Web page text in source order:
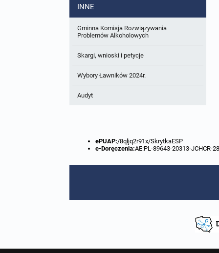
Analizy zmian w zagospodarowaniu
INNE
Gminna Komisja Rozwiązywania
Problemów Alkoholowych
Skargi, wnioski i petycje
Wybory Ławników 2024r.
Audyt
ePUAP:/8qljq2r91x/SkrytkaESP
e-Doręczenia:AE:PL-89643-20313-JCHCR-28